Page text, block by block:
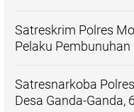
Satreskrim Polres
Pelaku Pembunuhan
Satresnarkoba
Desa Ganda-Ganda,